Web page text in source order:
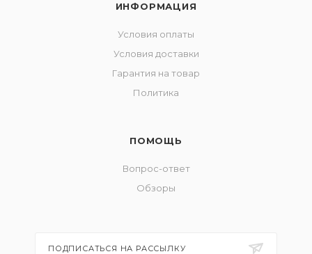
ИНФОРМАЦИЯ
Условия оплаты
Условия доставки
Гарантия на товар
Политика
ПОМОЩЬ
Вопрос-ответ
Обзоры
ПОДПИСАТЬСЯ НА РАССЫЛКУ